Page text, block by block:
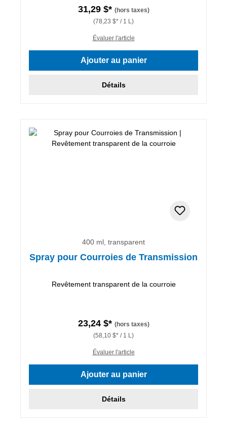
31,29 $* (hors taxes)
(78,23 $* / 1 L)
Évaluer l'article
Ajouter au panier
Détails
400 ml, transparent
Spray pour Courroies de Transmission
Revêtement transparent de la courroie
23,24 $* (hors taxes)
(58,10 $* / 1 L)
Évaluer l'article
Ajouter au panier
Détails